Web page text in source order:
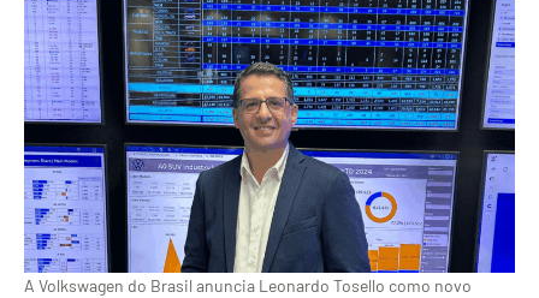
A Volkswagen do Brasil anuncia Leonardo Tosello como novo